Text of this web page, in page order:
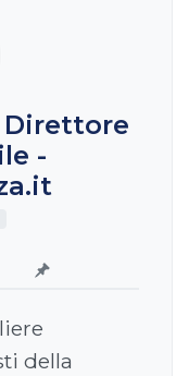
Direttore
-
della